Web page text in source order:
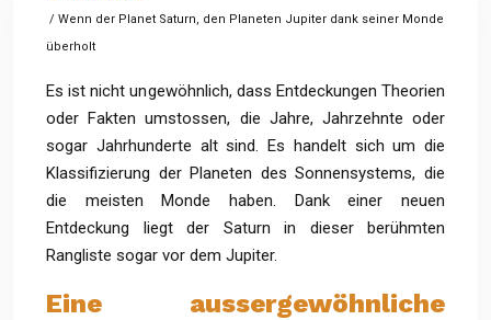
/ Wenn der Planet Saturn, den Planeten Jupiter dank seiner Monde
überholt
Es ist nicht ungewöhnlich, dass Entdeckungen Theorien
oder Fakten umstossen, die Jahre, Jahrzehnte oder
sogar Jahrhunderte alt sind. Es handelt sich um die
Klassifizierung der Planeten des Sonnensystems, die
die meisten Monde haben. Dank einer neuen
Entdeckung liegt der Saturn in dieser berühmten
Rangliste sogar vor dem Jupiter.
Eine aussergewöhnliche